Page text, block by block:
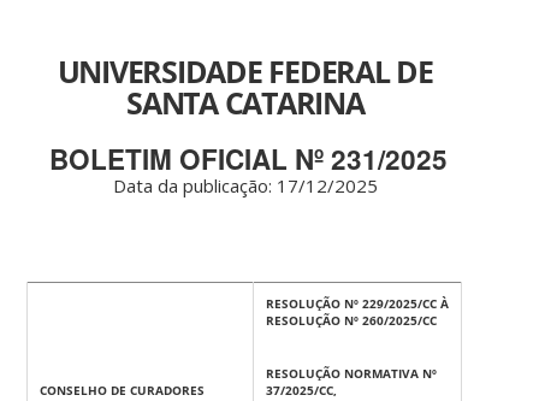
UNIVERSIDADE FEDERAL DE
SANTA CATARINA
BOLETIM OFICIAL Nº 231/2025
Data da publicação: 17/12/2025
CONSELHO DE CURADORES
RESOLUÇÃO Nº 229/2025/CC À
RESOLUÇÃO Nº 260/2025/CC
RESOLUÇÃO NORMATIVA Nº
37/2025/CC,